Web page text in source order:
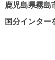
鹿児島県霧島
国分インター